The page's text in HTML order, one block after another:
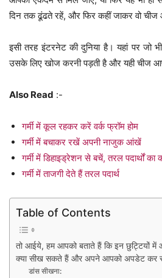
दिन तक ढूंढते रहें, और फिर कहीं जाकर वो चीज
इसी तरह इंटरनेट की दुनिया है। यहां पर जो
उसके लिए खोज करनी पड़ती है और यही चीज
Also Read :-
गर्मी में कूल रहकर करें वर्क फ्रॉम होम
गर्मी में बचाकर रखें अपनी नाजुक आंखें
गर्मी में डिहाइड्रेशन से बचें, तरल पदार्थों
गर्मी में ताजगी देते हैं तरल पदार्थ
Table of Contents
तो आईये, हम आपको बताते हैं कि इन छुट्टियों
क्या सीख सकते हैं और अपने आपको अपडेट कर
डांस सीखना: